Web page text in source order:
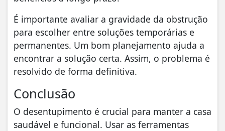
É importante avaliar a gravidade da obstrução
para escolher entre soluções temporárias e
permanentes. Um bom planejamento ajuda a
encontrar a solução certa. Assim, o problema é
resolvido de forma definitiva.
Conclusão
O desentupimento é crucial para manter a casa
saudável e funcional. Usar as ferramentas